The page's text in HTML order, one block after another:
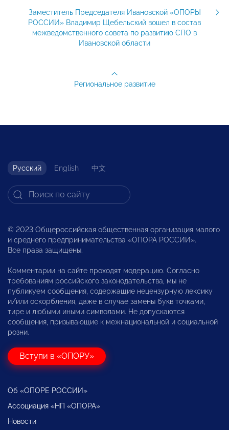
Заместитель Председателя Ивановской «ОПОРЫ
РОССИИ» Владимир Щебельский вошел в состав
межведомственного совета по развитию СПО в
Ивановской области
Региональное развитие
Русский English 中文
© 2023 Общероссийская общественная организация малого
и среднего предпринимательства «ОПОРА РОССИИ».
Все права защищены.
Комментарии на сайте проходят модерацию. Согласно
требованиям российского законодательства, мы не
публикуем сообщения, содержащие нецензурную лексику
и/или оскорбления, даже в случае замены букв точками,
тире и любыми иными символами. Не допускаются
сообщения, призывающие к межнациональной и социальной
розни.
Вступи в «ОПОРУ»
Об «ОПОРЕ РОССИИ»
Ассоциация «НП «ОПОРА»
Новости